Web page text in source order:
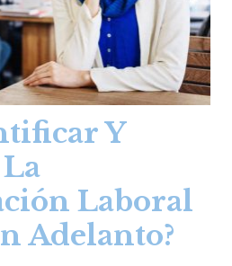
Y
Laboral
Adelanto?